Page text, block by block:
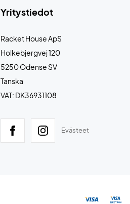
Yritystiedot
Racket House ApS
Holkebjergvej 120
5250 Odense SV
Tanska
VAT: DK36931108
Evästeet